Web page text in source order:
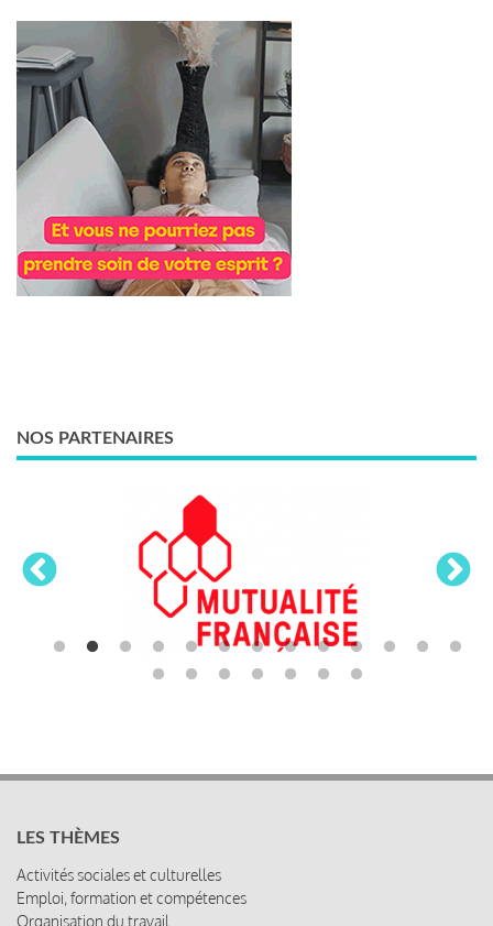
NOS PARTENAIRES
LES THÈMES
Activités sociales et culturelles
Emploi, formation et compétences
Organisation du travail